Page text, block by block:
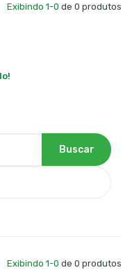
Exibindo 1-0 de 0 produtos
Buscar
Exibindo 1-0 de 0 produtos